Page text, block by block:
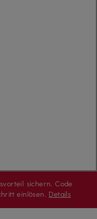
sichern. Code
einlösen. Details